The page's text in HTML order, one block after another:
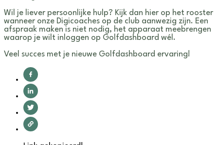
Wil je liever persoonlijke hulp? Kijk dan hier op het rooster
wanneer onze Digicoaches op de club aanwezig zijn. Een
afspraak maken is niet nodig, het apparaat meebrengen
waarop je wilt inloggen op Golfdashboard wél.
Veel succes met je nieuwe Golfdashboard ervaring!